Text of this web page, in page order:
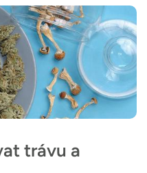
trávu a